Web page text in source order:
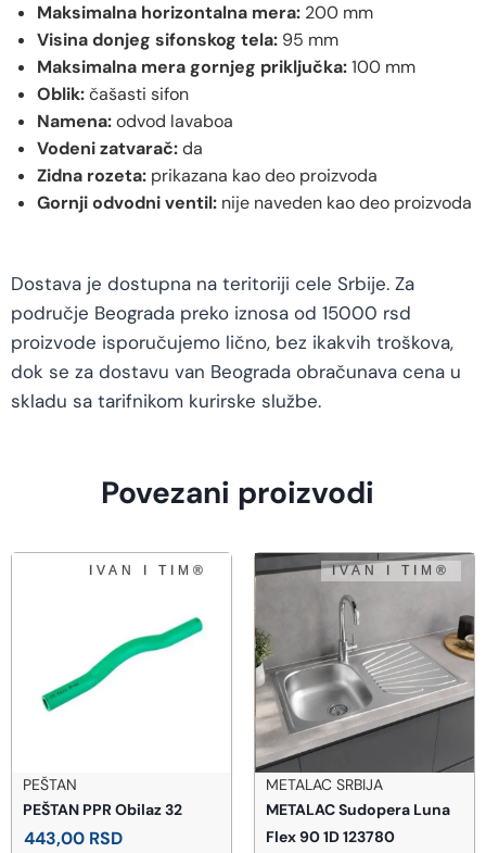
Maksimalna horizontalna mera: 200 mm
Visina donjeg sifonskog tela: 95 mm
Maksimalna mera gornjeg priključka:100 mm
Oblik:čašasti sifon
Namena:odvod lavaboa
Vodeni zatvarač:da
Zidna rozeta: prikazana kao deo proizvoda
Gornji odvodni ventil: nije naveden kao deo proizvoda
Dostava je dostupna na teritoriji cele Srbije. Za
područje Beograda preko iznosa od 15000 rsd
proizvode isporučujemo lično, bez ikakvih troškova,
dok se za dostavu van Beograda obračunava cena u
skladu sa tarifnikom kurirske službe.
Povezani proizvodi
PEŠTAN
PEŠTAN PPR Obilaz 32
443,00 RSD
METALAC SRBIJA
METALAC Sudopera Luna
Flex 90 1D 123780